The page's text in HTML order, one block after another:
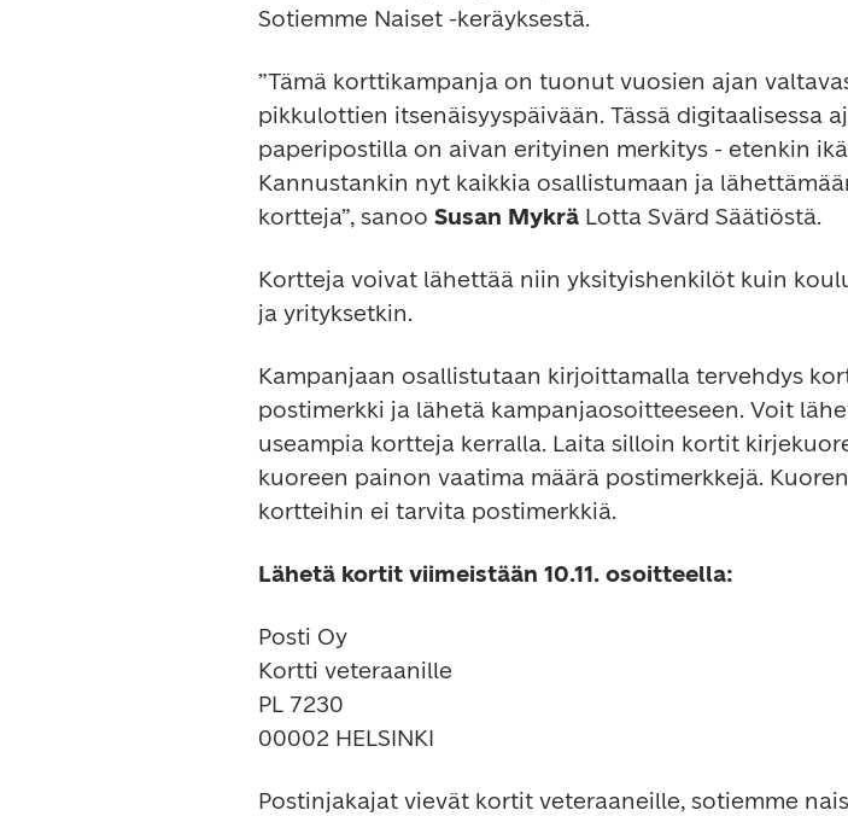
Sotiemme Naiset -keräyksestä.
”Tämä korttikampanja on tuonut vuosien ajan
pikkulottien itsenäisyyspäivään. Tässä digitaalisessa
paperipostilla on aivan erityinen merkitys - etenkin
Kannustankin nyt kaikkia osallistumaan ja
kortteja”, sanoo Susan Mykrä Lotta Svärd Säätiöstä.
Kortteja voivat lähettää niin yksityishenkilöt kuin
ja yrityksetkin.
Kampanjaan osallistutaan kirjoittamalla tervehdys
postimerkki ja lähetä kampanjaosoitteeseen. Voit
useampia kortteja kerralla. Laita silloin kortit
kuoreen painon vaatima määrä postimerkkejä.
kortteihin ei tarvita postimerkkiä.
Lähetä kortit viimeistään 10.11. osoitteella:
Posti Oy
Kortti veteraanille
PL 7230
00002 HELSINKI
Postinjakajat vievät kortit veteraaneille, sotiemme